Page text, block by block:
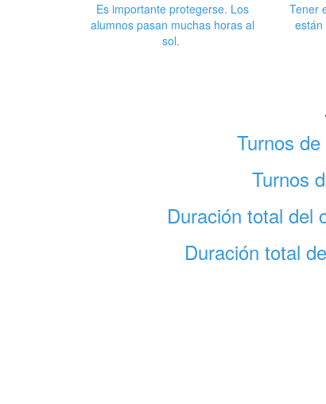
Es importante protegerse. Los
alumnos pasan muchas horas al
sol.
Tener
están
Turnos
Turnos
Duración total del
Duración total